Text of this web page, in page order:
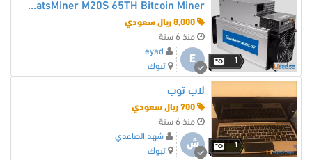
1
WhatsMiner M20S 65TH Bitcoin Miner للبيع
منذ 6 سنة
E
eyad
تبوك
1
لاب توب
منذ 6 سنة
ش
شهد الصاعدي
تبوك